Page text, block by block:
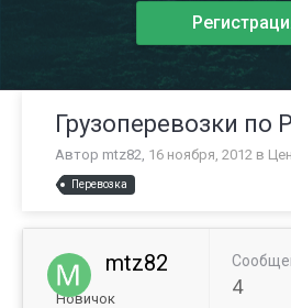
Грузоперевозки по
Автор mtz82, 16 ноября, 2012 в
Перевозка
mtz82
Новичок
4